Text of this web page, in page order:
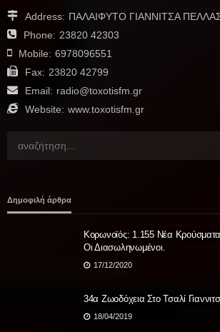
Address: ΠΑΛΑΙΦΥΤΟ ΓΙΑΝΝΙΤΣΑ
Phone: 23820 42303
Mobile: 6978096551
Fax: 23820 42799
Email: radio@toxotisfm.gr
Website: www.toxotisfm.gr
Δημοφιλή άρθρα
Κορωνοϊός: 1.155 Νέα
Οι Διασωληνωμένοι.
17/12/2020
34α Ζωοδόχεια Στο Τσαλί
18/04/2019